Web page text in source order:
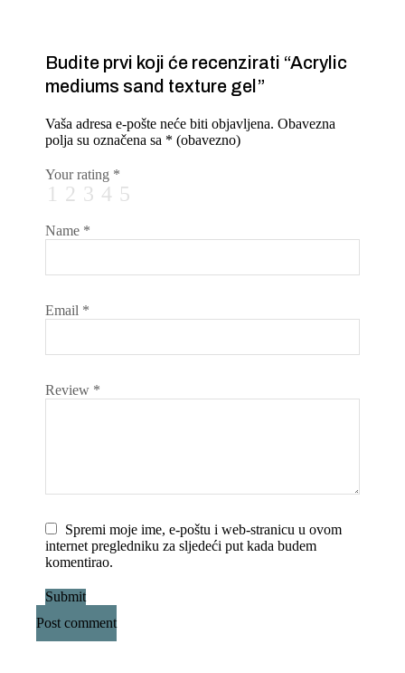
Budite prvi koji će recenzirati “Acrylic
mediums sand texture gel”
Vaša adresa e-pošte neće biti objavljena. Obavezna
polja su označena sa * (obavezno)
Your rating *
1 2 3 4 5
Name *
Email *
Review *
Spremi moje ime, e-poštu i web-stranicu u ovom
internet pregledniku za sljedeći put kada budem
komentirao.
Submit
Post comment